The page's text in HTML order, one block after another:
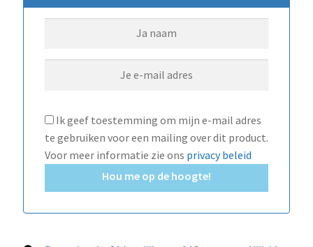
Ik geef toestemming om mijn e-mail adres
te gebruiken voor een mailing over dit product.
Voor meer informatie zie ons privacy beleid
Hou me op de hoogte!